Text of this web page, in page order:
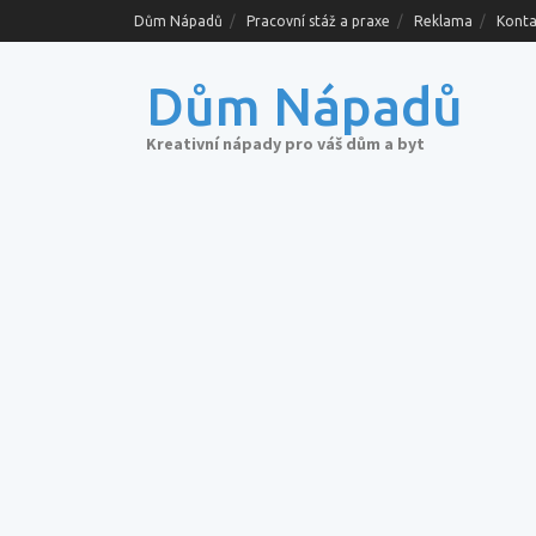
to
Dům Nápadů Pracovní stáž a praxe Reklama
Dům Nápadů
Kreativní nápady pro váš dům a byt